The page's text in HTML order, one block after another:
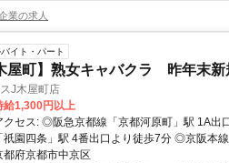
業の求人
イト・パート
屋町】熟女キャバクラ 昨年末
J木屋町店
給1,300円以上
京都線「京都河原町」駅 1A出口、3B出口より徒歩5分 ◎京阪本線
「祇園四条」駅 4番出口より徒歩7分 ◎京阪本線「三条」駅 地下鉄東西線「三条」
6番出口より徒歩5分 4番出口より徒歩7分
都府京都市中京区